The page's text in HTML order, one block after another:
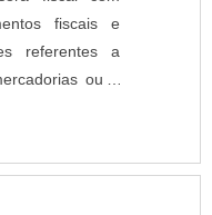
fiscais e
referentes a
ou a
do produto
como um
manual para